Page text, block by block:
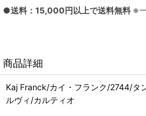
●送料：15,000円以上で送料無料 ※
商品詳細
Kaj Franck/カイ・フランク/2744/タ
ルヴィ/カルティオ